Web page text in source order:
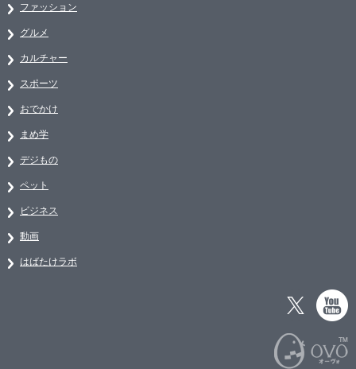
ファッション
グルメ
カルチャー
スポーツ
おでかけ
まめ学
デジもの
ペット
ビジネス
動画
はばたけラボ